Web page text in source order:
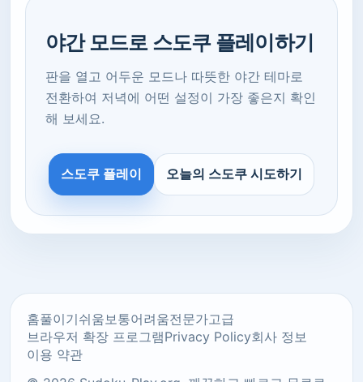
야간 모드로 스도쿠 플레이하기
판을 열고 어두운 모드나 따뜻한 야간 테마로
전환하여 저녁에 어떤 설정이 가장 좋은지 확인
해 보세요.
스도쿠 플레이 오늘의 스도쿠 시도하기
홈풀이기쉬움보통어려움전문가고급
브라우저 확장 프로그램Privacy Policy회사 정보
이용 약관